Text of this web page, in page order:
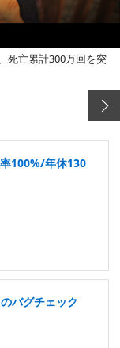
死亡累計300万回を突
100%/年休130
バグチェック